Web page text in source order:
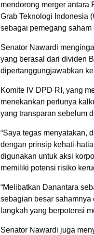
mendorong merger antara
Grab Teknologi Indonesia
sebagai pemegang saham
​Senator Nawardi
yang berasal dari dividen
dipertanggungjawabkan
Komite IV DPD RI, yang
menekankan perlunya
yang transparan sebelum
​“Saya tegas menyatakan,
dengan prinsip kehati-
digunakan untuk aksi
memiliki potensi risiko
“Melibatkan Danantara
sebagian besar sahamnya
langkah yang berpotensi
​Senator Nawardi juga